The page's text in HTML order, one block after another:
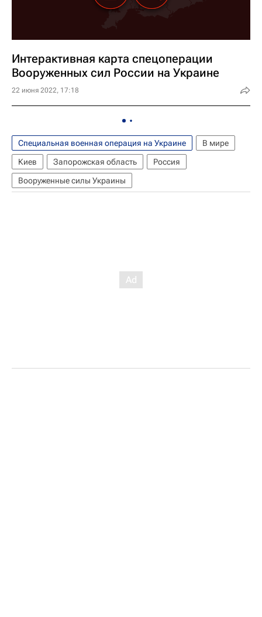
Интерактивная карта спецоперации
Вооруженных сил России на Украине
22 июня 2022, 17:18
Специальная военная операция на Украине
В мире
Киев
Запорожская область
Россия
Вооруженные силы Украины